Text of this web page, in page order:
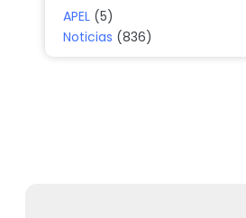
APEL (5)
Noticias (836)